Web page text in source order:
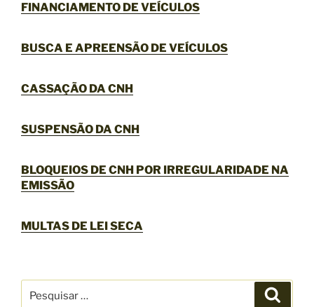
FINANCIAMENTO DE VEÍCULOS
BUSCA E APREENSÃO DE VEÍCULOS
CASSAÇÃO DA CNH
SUSPENSÃO DA CNH
BLOQUEIOS DE CNH POR IRREGULARIDADE NA
EMISSÃO
MULTAS DE LEI SECA